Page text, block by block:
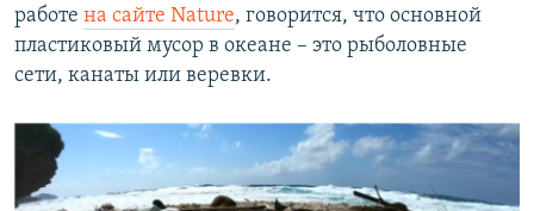
работе на сайте Nature, говорится, что основной
пластиковый мусор в океане – это рыболовные
сети, канаты или веревки.